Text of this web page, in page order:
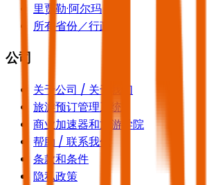
里贾勒·阿尔玛
所有省份／行政区
公司
关于公司 / 关于我们
旅游预订管理系统
商业加速器和旅游学院
帮助 / 联系我们
条款和条件
隐私政策